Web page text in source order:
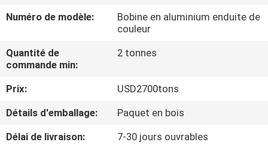
VISITE
D'USINE
DE
Numéro de modèle:
Bobine en aluminium enduite de
couleur
Quantité de
commande min:
2 tonnes
Prix:
USD2700tons
Détails d'emballage:
Paquet en bois
Délai de livraison:
7-30 jours ouvrables